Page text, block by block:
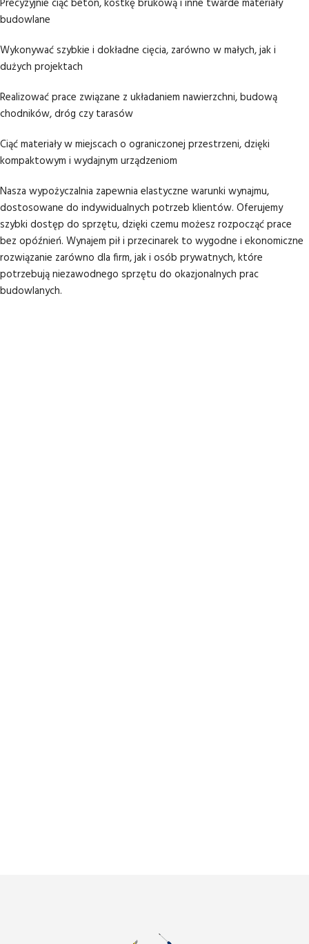
Precyzyjnie ciąć beton, kostkę brukową i inne twarde materiały
budowlane
Wykonywać szybkie i dokładne cięcia, zarówno w małych, jak i
dużych projektach
Realizować prace związane z układaniem nawierzchni, budową
chodników, dróg czy tarasów
Ciąć materiały w miejscach o ograniczonej przestrzeni, dzięki
kompaktowym i wydajnym urządzeniom
Nasza wypożyczalnia zapewnia elastyczne warunki wynajmu,
dostosowane do indywidualnych potrzeb klientów. Oferujemy
szybki dostęp do sprzętu, dzięki czemu możesz rozpocząć prace
bez opóźnień. Wynajem pił i przecinarek to wygodne i ekonomiczne
rozwiązanie zarówno dla firm, jak i osób prywatnych, które
potrzebują niezawodnego sprzętu do okazjonalnych prac
budowlanych.